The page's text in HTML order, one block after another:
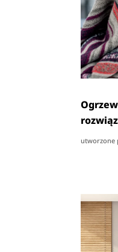
utworzone